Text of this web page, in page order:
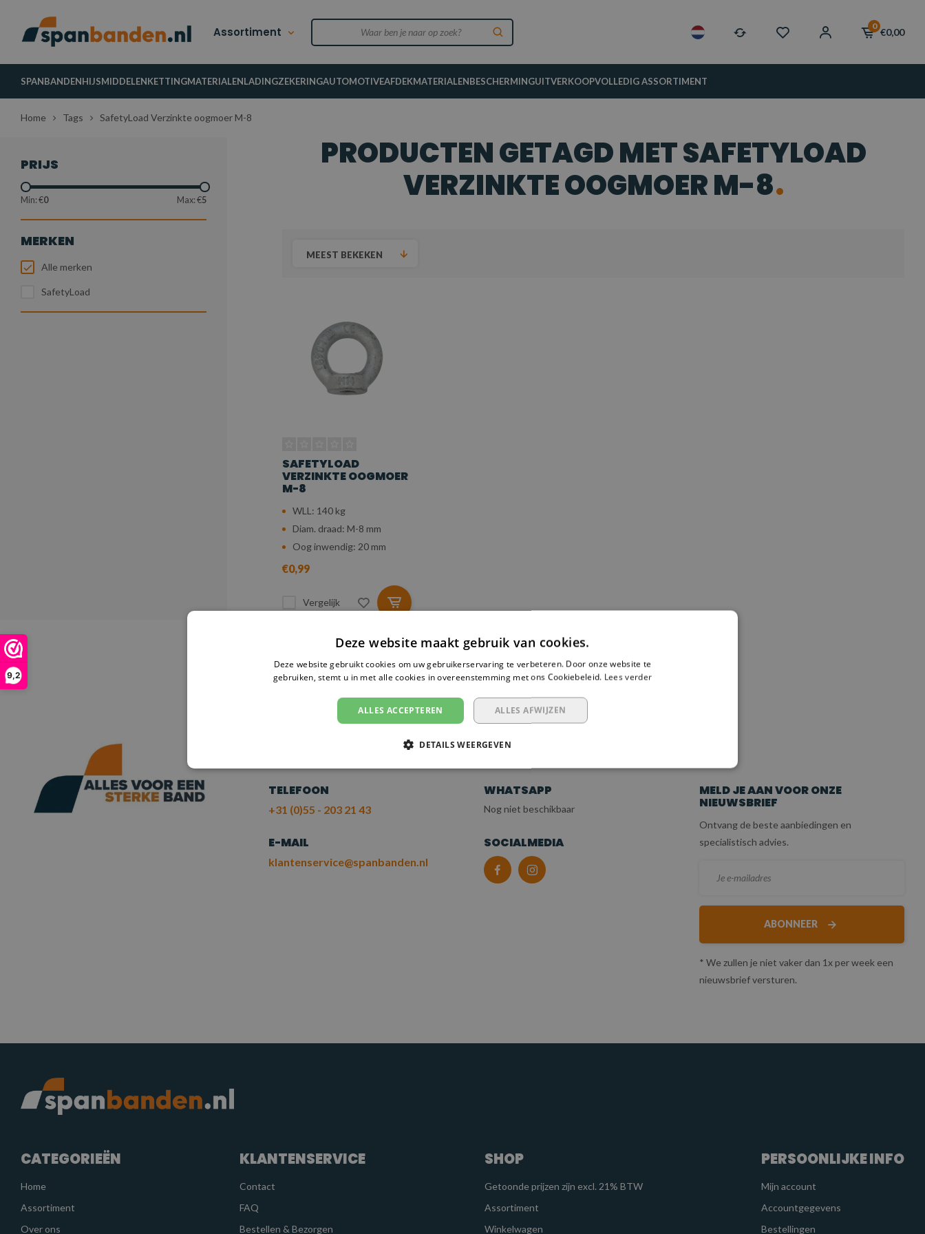
9,2
Assortiment 0
€0,00
SPANBANDENHIJSMIDDELENKETTINGMATERIALENLADINGZEKERINGAUTOMOTIVEAFDEKMATERIALENBESCHERMINGUITVERKOOPVOLLEDIG ASSORTIMENT
Home Tags SafetyLoad Verzinkte oogmoer M-8
PRIJS
Min: €0 Max: €5
MERKEN
Alle merken
SafetyLoad
PRODUCTEN GETAGD MET SAFETYLOAD
VERZINKTE OOGMOER M-8
MEEST BEKEKEN
SAFETYLOAD
VERZINKTE OOGMOER
M-8
WLL: 140 kg
Diam. draad: M-8 mm
Oog inwendig: 20 mm
€0,99
Vergelijk
HULP NODIG?
NEEM CONTACT OP
MET ONZE KLANTENSERVICE
TELEFOON
+31 (0)55 - 203 21 43
WHATSAPP
Nog niet beschikbaar
E-MAIL
klantenservice@spanbanden.nl
SOCIALMEDIA
MELD JE AAN VOOR ONZE
NIEUWSBRIEF
Ontvang de beste aanbiedingen en
specialistisch advies.
ABONNEER
* We zullen je niet vaker dan 1x per week een
nieuwsbrief versturen.
CATEGORIEËN
Home
Assortiment
Over ons
KLANTENSERVICE
Contact
FAQ
Bestellen & Bezorgen
SHOP
Getoonde prijzen zijn excl. 21% BTW
Assortiment
Winkelwagen
PERSOONLIJKE INFO
Mijn account
Accountgegevens
Bestellingen
Deze website maakt gebruik van cookies.
Deze website gebruikt cookies om uw gebruikerservaring te verbeteren. Door onze website te
gebruiken, stemt u in met alle cookies in overeenstemming met ons Cookiebeleid. Lees verder
ALLES ACCEPTEREN ALLES AFWIJZEN
DETAILS WEERGEVEN